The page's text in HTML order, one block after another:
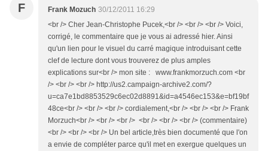
F Frank Mozuch 30/12/2011 16:29
<br /> Cher Jean-Christophe Pucek,<br /> <br /> <br /> Voici,
corrigé, le commentaire que je vous ai adressé hier. Ainsi
qu'un lien pour le visuel du carré magique introduisant cette
clef de lecture dont vous trouverez de plus amples
explications sur<br /> mon site : www.frankmorzuch.com <br
/> <br /> <br /> http://us2.campaign-archive2.com/?
u=ca7e1bd8853529c6ec02d8891&id=a4546ec153&e=bf19bf
48ce<br /> <br /> <br /> cordialement,<br /> <br /> <br /> Frank
Morzuch<br /> <br /> <br /> <br /> <br /> <br /> (commentaire)
<br /> <br /> <br /> Un bel article,très bien documenté que l'on
a envie de compléter parce qu'il met en exergue quelques un